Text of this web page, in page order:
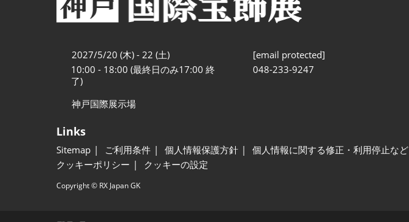
2027/5/20 (木) - 22 (土)
10:00 - 18:00 (最終日のみ17:00 終
了)
神戸国際展示場
[email protected]
048-233-9247
Links
Sitemap ご利用条件 個人情報保護方針 個人情報に関する修正・利用停止など
クッキーポリシー
クッキーの設定
Copyright © RX Japan GK